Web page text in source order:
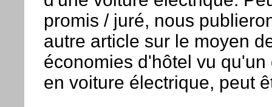
promis / juré, nous
autre article sur le moyen
économies d'hôtel vu
en voiture électrique, peut